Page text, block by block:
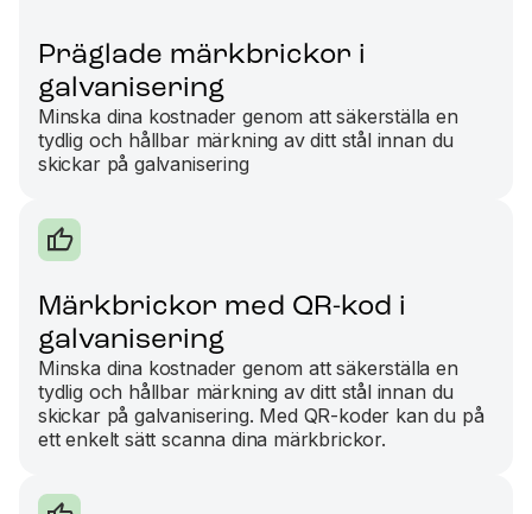
Präglade märkbrickor i
galvanisering
Minska dina kostnader genom att säkerställa en
tydlig och hållbar märkning av ditt stål innan du
skickar på galvanisering
Märkbrickor med QR-kod i
galvanisering
Minska dina kostnader genom att säkerställa en
tydlig och hållbar märkning av ditt stål innan du
skickar på galvanisering. Med QR-koder kan du på
ett enkelt sätt scanna dina märkbrickor.